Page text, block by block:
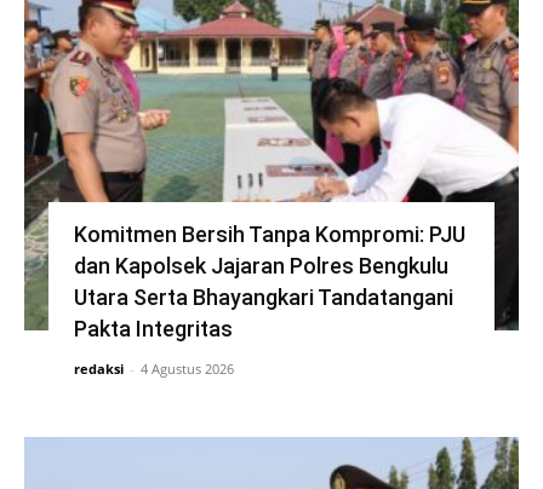
Komitmen Bersih Tanpa Kompromi: PJU
dan Kapolsek Jajaran Polres Bengkulu
Utara Serta Bhayangkari Tandatangani
Pakta Integritas
redaksi - 4 Agustus 2026